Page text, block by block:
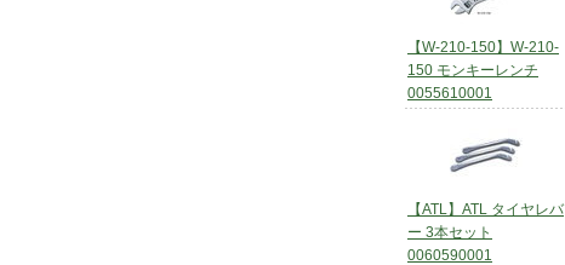
【W-210-150】W-210-
150 モンキーレンチ
0055610001
【ATL】ATL タイヤレバ
ー 3本セット
0060590001